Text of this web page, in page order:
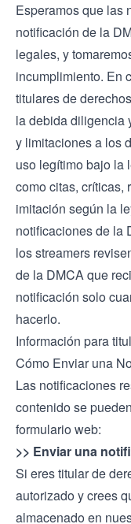
Esperamos que las
notificación de la
legales, y
incumplimiento. En
titulares de
la debida diligencia
y limitaciones a los
uso legítimo bajo la
como citas, críticas,
imitación según la
notificaciones de la
los streamers
de la DMCA que
notificación solo
hacerlo.
Información para
Cómo Enviar una
Las notificaciones
contenido se
formulario web:
>> Enviar una
Si eres titular de
autorizado y crees
almacenado en